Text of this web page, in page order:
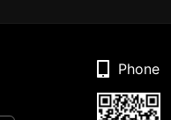
Phone